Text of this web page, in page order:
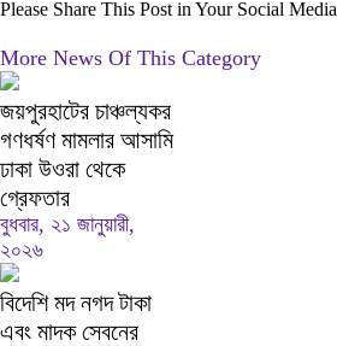
Please Share This Post in Your Social Media
More News Of This Category
জয়পুরহাটের চাঞ্চল্যকর
গণধর্ষণ মামলার আসামি
ঢাকা উওরা থেকে
গ্রেফতার
বুধবার, ২১ জানুয়ারী,
২০২৬
বিদেশি মদ নগদ টাকা
এবং মাদক সেবনের